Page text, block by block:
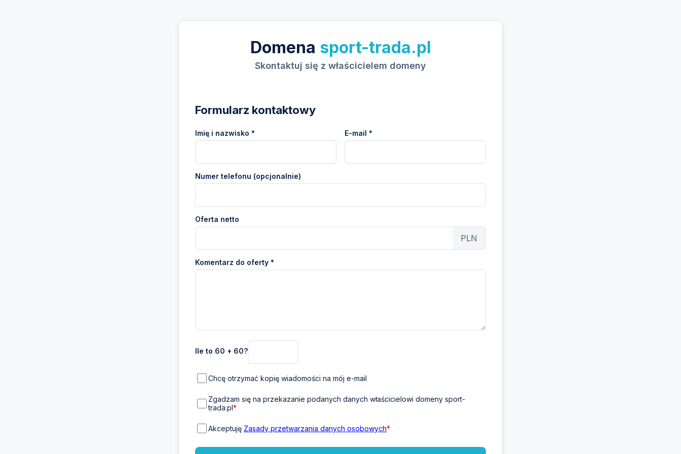
Domena sport-trada.pl
Skontaktuj się z właścicielem domeny
Formularz kontaktowy
Imię i nazwisko * E-mail *
Numer telefonu (opcjonalnie)
Oferta netto
PLN
Komentarz do oferty *
Ile to 60 + 60?
Chcę otrzymać kopię wiadomości na mój e-mail
Zgadzam się na przekazanie podanych danych właścicielowi domeny sport-
trada.pl*
Akceptuję Zasady przetwarzania danych osobowych*